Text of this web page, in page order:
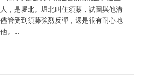
，是堀北。堀北叫住須藤，試圖與他溝
管受到須藤強烈反彈，還是很有耐心地
。...